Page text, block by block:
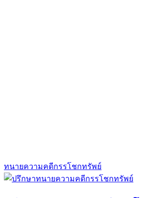
ทนายความคดีกรรโชกทรัพย์